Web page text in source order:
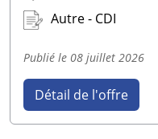
Autre - CDI
Publié le 08 juillet 2026
Détail de l'offre